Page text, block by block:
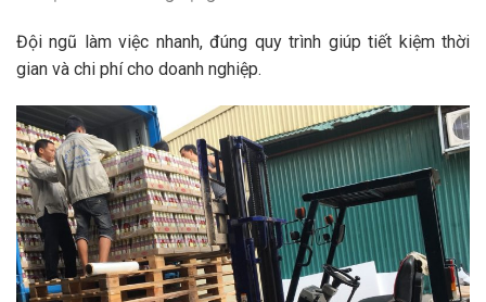
Đội ngũ làm việc nhanh, đúng quy trình giúp tiết kiệm thời
gian và chi phí cho doanh nghiệp.